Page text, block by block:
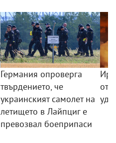
Германия опроверга
твърдението, че
украинският самолет на
летището в Лайпциг е
превозвал боеприпаси
от